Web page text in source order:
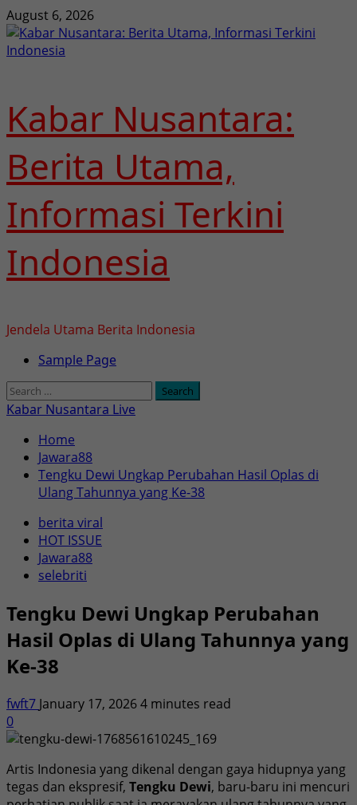
Skip
to
content
August 6, 2026
Kabar Nusantara:
Berita Utama,
Informasi Terkini
Indonesia
Jendela Utama Berita Indonesia
PrimarySample Page
Search
for:
Kabar Nusantara Live
Home
Jawara88
Tengku Dewi Ungkap Perubahan Hasil Oplas di
Ulang Tahunnya yang Ke-38
berita viral
HOT ISSUE
Jawara88
selebriti
Tengku Dewi Ungkap Perubahan
Hasil Oplas di Ulang Tahunnya yang
Ke-38
fwft7 January 17, 20264 minutes read
0
Artis Indonesia yang dikenal dengan gaya hidupnya yang
tegas dan ekspresif, Tengku Dewi, baru-baru ini mencuri